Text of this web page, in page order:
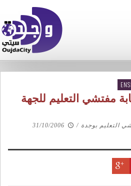
مفتشي التعليم للجهة
التعليم بوجدة /
31/10/2006